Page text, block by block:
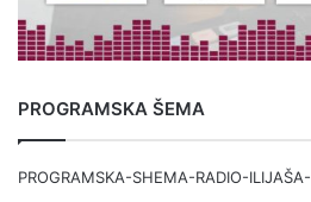
PROGRAMSKA ŠEMA
PROGRAMSKA-SHEMA-RADIO-ILIJAŠA-